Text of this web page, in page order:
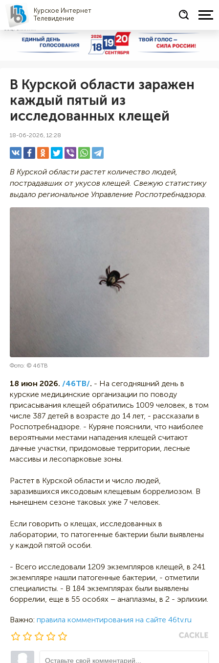
Курское Интернет
Телевидение
СОЦРЕКЛАМА
В Курской области заражен
каждый пятый из
исследованных клещей
18-06-2026, 12:28
В Курской области растет количество людей,
пострадавших от укусов клещей. Свежую статистику
выдало региональное Управление Роспотребнадзора.
Фото: © 46ТВ
18 июн 2026. /46ТВ/. - На сегодняшний день в
курские медицинские организации по поводу
присасывания клещей обратились 1009 человек, в том
числе 387 детей в возрасте до 14 лет, - рассказали в
Роспотребнадзоре. - Куряне пояснили, что наиболее
вероятными местами нападения клещей считают
дачные участки, придомовые территории, лесные
массивы и лесопарковые зоны.
Растет в Курской области и число людей,
заразившихся иксодовым клещевым боррелиозом. В
нынешнем сезоне таковых уже 7 человек.
Если говорить о клещах, исследованных в
лаборатории, то патогенные бактерии были выявлены
у каждой пятой особи.
- Всего исследовали 1209 экземпляров клещей, в 241
экземпляре нашли патогенные бактерии, - отметили
специалисты. - В 184 экземплярах были выявлены
боррелии, еще в 55 особях – анаплазмы, в 2 - эрлихии.
Важно: правила комментирования на сайте 46tv.ru